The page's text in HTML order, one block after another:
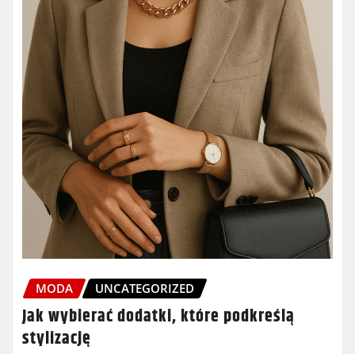
MODA UNCATEGORIZED
Jak wybierać dodatki, które podkreślą
stylizację